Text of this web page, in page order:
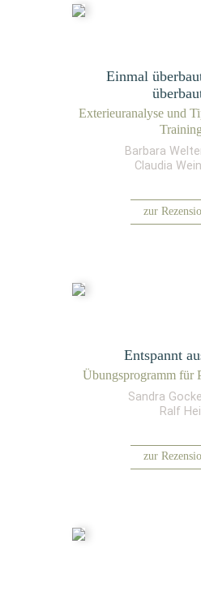
Einmal
Exte­ri­eur­ana­ly­se und
Training
Barbara
Claudia
zur
Entspannt
Übungs­pro­gramm für
Sandra
Ralf Heil
zur